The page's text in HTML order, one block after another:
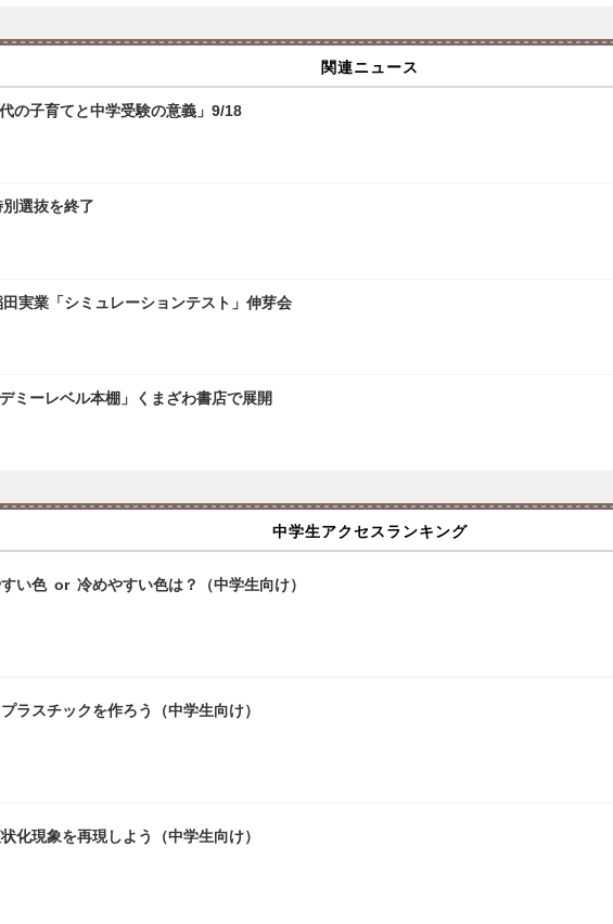
関連ニュース
の子育てと中学受験の意義」9/18
別選抜を終了
実業「シミュレーションテスト」伸芽会
ミーレベル本棚」くまざわ書店で展開
中学生アクセスランキング
い色 or 冷めやすい色は？（中学生向け）
ラスチックを作ろう（中学生向け）
化現象を再現しよう（中学生向け）